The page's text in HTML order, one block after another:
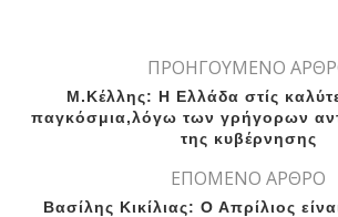
ΠΡΟΗΓΟΥΜΕΝΟ
Μ.Κέλλης: Η Ελλάδα στίς
παγκόσμια,λόγω των γρήγορων
της κυβέρνησης
ΕΠΟΜΕΝΟ ΑΡΘΡΟ
Βασίλης Κικίλιας: Ο Απρίλιος